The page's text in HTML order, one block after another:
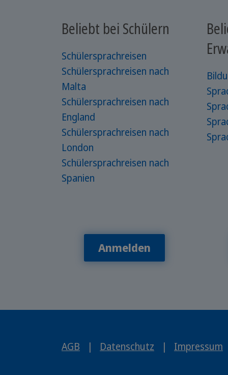
Beliebt bei Schülern
Schülersprachreisen
Schülersprachreisen nach
Malta
Schülersprachreisen nach
England
Schülersprachreisen nach
London
Schülersprachreisen nach
Spanien
Anmelden
AGB | Datenschutz | Impressum